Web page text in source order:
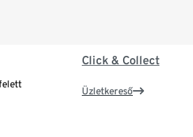
Click & Collect
Üzletkereső